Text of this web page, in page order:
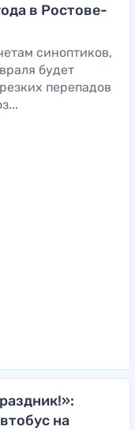
в Ростове-
синоптиков,
будет
перепадов
на